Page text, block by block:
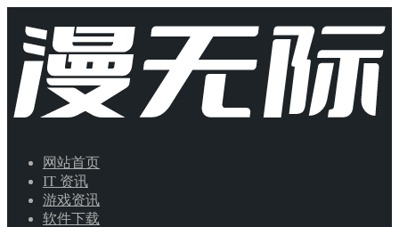
网站首页
IT 资讯
游戏资讯
软件下载